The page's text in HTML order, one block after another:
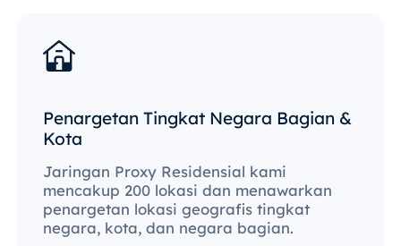
Penargetan Tingkat Negara Bagian &
Kota
Jaringan Proxy Residensial kami
mencakup 200 lokasi dan menawarkan
penargetan lokasi geografis tingkat
negara, kota, dan negara bagian.